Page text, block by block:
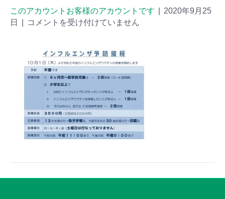
このアカウントお客様のアカウントです
2020年9月25
日
コメントを受け付けていません